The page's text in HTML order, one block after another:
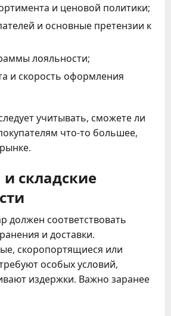
и ценовой политики;
и основные претензии к
лояльности;
и скорость оформления
учитывать, сможете ли
что-то большее,
складские
должен соответствовать
и доставки.
скоропортящиеся или
особых условий,
издержки. Важно заранее